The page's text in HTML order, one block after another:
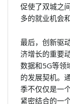
促使了双城之
多的就业机会
最后，创新驱
济增长的重要
数据和5G等领
的发展契机。
季不仅仅是一
紧密结合的一